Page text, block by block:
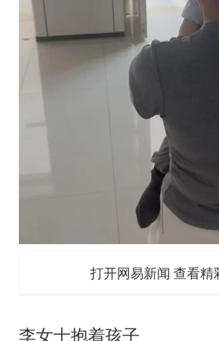
打开网易新闻 查看精
李女士抱着孩子